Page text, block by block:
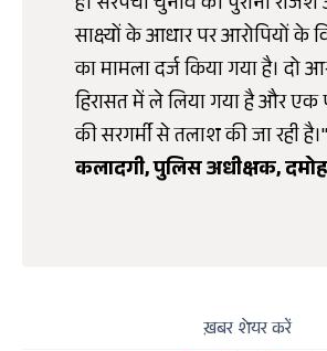
साक्ष्यों के आधार पर आरोपियों के
का मामला दर्ज किया गया है। दो
हिरासत में ले लिया गया है और एक
की सरगर्मी से तलाश की जा रही
कलादगी, पुलिस अधीक्षक, दमोह
ख़बर शेयर करें